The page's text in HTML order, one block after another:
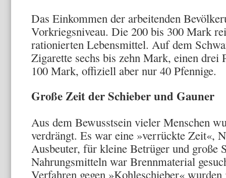
Das Einkommen der arbeitenden
Vorkriegsniveau. Die 200 bis 300 Mark
rationierten Lebensmittel. Auf dem
Zigarette sechs bis zehn Mark, einen
100 Mark, offiziell aber nur 40 Pfen­nige.
Große Zeit der Schieber und Gauner
Aus dem Bewusstsein vieler Men­schen
ver­drängt. Es war eine »verrückte Zeit«,
Ausbeuter, für kleine Betrüger und große
Nahrungsmitteln war Brennmaterial
Verfah­ren gegen »Kohleschieber«